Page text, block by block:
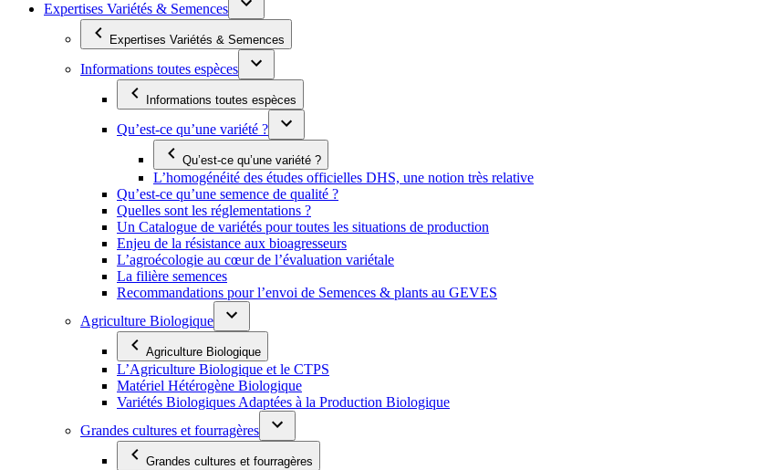
Expertises Variétés & Semences
Expertises Variétés & Semences
Informations toutes espèces
Informations toutes espèces
Qu’est-ce qu’une variété ?
Qu’est-ce qu’une variété ?
L’homogénéité des études officielles DHS, une notion très relative
Qu’est-ce qu’une semence de qualité ?
Quelles sont les réglementations ?
Un Catalogue de variétés pour toutes les situations de production
Enjeu de la résistance aux bioagresseurs
L’agroécologie au cœur de l’évaluation variétale
La filière semences
Recommandations pour l’envoi de Semences & plants au GEVES
Agriculture Biologique
Agriculture Biologique
L’Agriculture Biologique et le CTPS
Matériel Hétérogène Biologique
Variétés Biologiques Adaptées à la Production Biologique
Grandes cultures et fourragères
Grandes cultures et fourragères